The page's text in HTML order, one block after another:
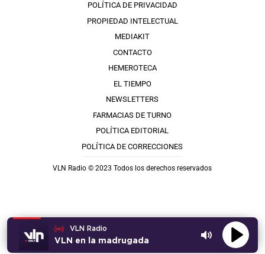
VLN Radio
VLN en la madrugada
POLÍTICA DE PRIVACIDAD
PROPIEDAD INTELECTUAL
MEDIAKIT
CONTACTO
HEMEROTECA
EL TIEMPO
NEWSLETTERS
FARMACIAS DE TURNO
POLÍTICA EDITORIAL
POLÍTICA DE CORRECCIONES
VLN Radio © 2023 Todos los derechos reservados